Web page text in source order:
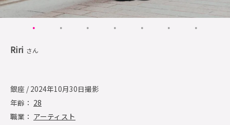
Riri さん
銀座 / 2024年10月30日撮影
年齢： 28
職業： アーティスト